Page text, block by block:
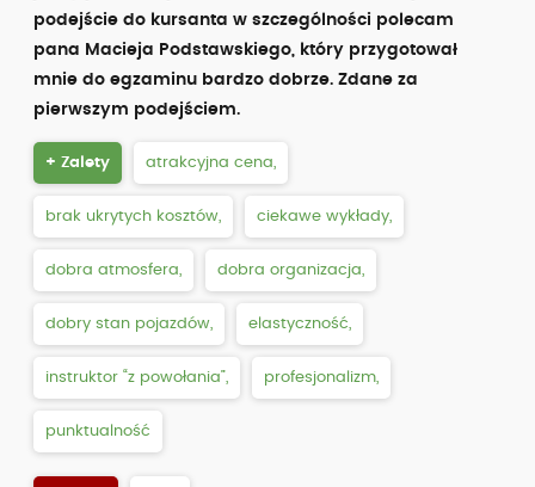
podejście do kursanta w szczególności polecam
pana Macieja Podstawskiego, który przygotował
mnie do egzaminu bardzo dobrze. Zdane za
pierwszym podejściem.
+ Zalety atrakcyjna cena,
brak ukrytych kosztów, ciekawe wykłady,
dobra atmosfera, dobra organizacja,
dobry stan pojazdów, elastyczność,
instruktor “z powołania”, profesjonalizm,
punktualność